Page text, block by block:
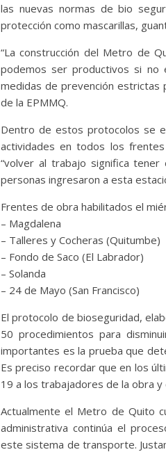
las nuevas normas de bio
protección como mascarillas,
“La construcción del Metro de
podemos ser productivos si no
medidas de prevención estrictas
de la EPMMQ.
Dentro de estos protocolos se
actividades en todos los
“volver al trabajo significa
personas ingresaron a esta
Frentes de obra habilitados el
– Magdalena
– Talleres y Cocheras (Quitumbe)
– Fondo de Saco (El Labrador)
– Solanda
– 24 de Mayo (San Francisco)
El protocolo de bioseguridad,
50 procedimientos para
importantes es la prueba que
Es preciso recordar que en los
19 a los trabajadores de la obra
Actualmente el Metro de Quito
administrativa continúa el
este sistema de transporte.